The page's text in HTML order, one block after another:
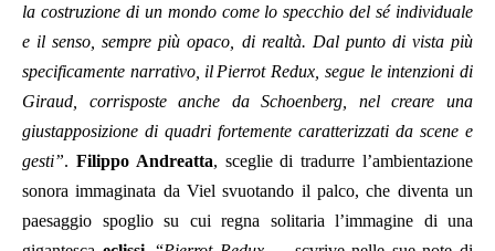
la costruzione di un mondo come lo specchio del sé individuale
e il senso, sempre più opaco, di realtà. Dal punto di vista più
specificamente narrativo, il Pierrot Redux, segue le intenzioni di
Giraud, corrisposte anche da Schoenberg, nel creare una
giustapposizione di quadri fortemente caratterizzati da scene e
gesti”. Filippo Andreatta, sceglie di tradurre l’ambientazione
sonora immaginata da Viel svuotando il palco, che diventa un
paesaggio spoglio su cui regna solitaria l’immagine di una